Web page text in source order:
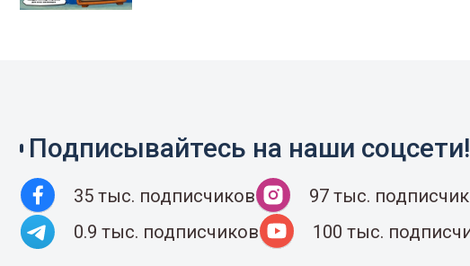
Подписывайтесь на наши соцсети!
35 тыс. подписчиков
97 тыс.
0.9 тыс. подписчиков
100 тыс.